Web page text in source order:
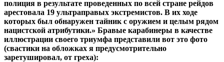
полиция в результате проведенных по всей стране рейдов
арестовала 19 ультраправых экстремистов. В их ходе
которых был обнаружен тайник с оружием и целым рядом
нацистской атрибутики.» Бравые карабинеры в качестве
иллюстрации своего триумфа представили вот это фото
(свастики на обложках я предусмотрительно
заретушировал, от греха):